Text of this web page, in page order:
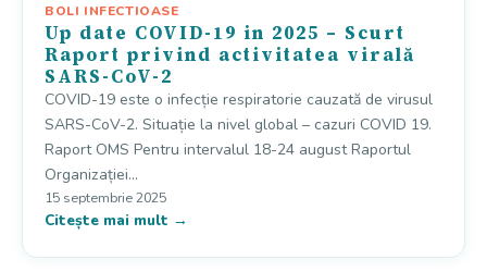
BOLI INFECTIOASE
Up date COVID-19 in 2025 – Scurt
Raport privind activitatea virală
SARS-CoV-2
COVID-19 este o infecție respiratorie cauzată de virusul
SARS-CoV-2. Situație la nivel global – cazuri COVID 19.
Raport OMS Pentru intervalul 18-24 august Raportul
Organizației…
15 septembrie 2025
Citește mai mult →